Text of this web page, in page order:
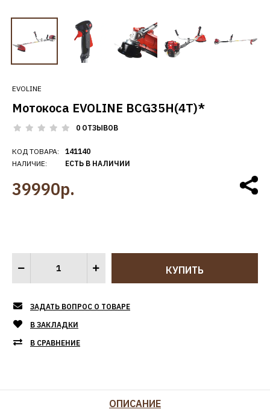
EVOLINE
Мотокоса EVOLINE BCG35H(4T)*
0 ОТЗЫВОВ
КОД ТОВАРА:
НАЛИЧИЕ:
141140
ЕСТЬ В НАЛИЧИИ
39990р.
ЗАДАТЬ ВОПРОС О ТОВАРЕ
В ЗАКЛАДКИ
В СРАВНЕНИЕ
ОПИСАНИЕ